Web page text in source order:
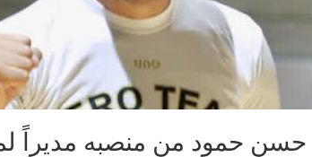
حسن حمود من منصبه مديراً